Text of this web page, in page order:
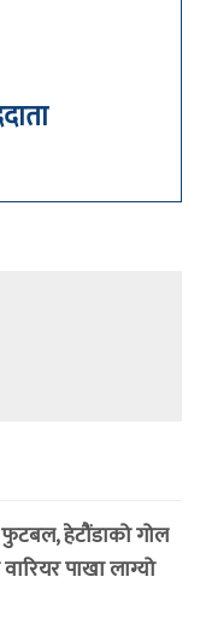
हेटौंडाको गोल
पाखा लाग्यो